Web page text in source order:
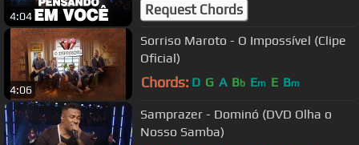
4:04 Request Chords
4:06
Sorriso Maroto - O Impossível (Clipe
Oficial)
Chords: D G A Bb Em E Bm
Samprazer - Dominó (DVD Olha o
Nosso Samba)